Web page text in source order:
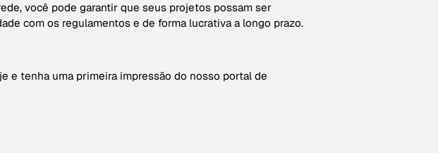
você pode garantir que seus projetos possam ser
com os regulamentos e de forma lucrativa a longo prazo.
e tenha uma primeira impressão do nosso portal de